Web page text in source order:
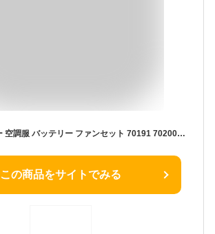
【即納】 セロリー 空調服 バッテリー ファンセット 70191 70200 セロリー ファン付空調服 男女兼用 女性用空調服 すっきりとした空調服 暑さ対策 レディース フルセット 熱中症対策 暑さ対策 ファン バッテリー おしゃれ 夏 空調ウェア ネイビー カーキ グレー 消臭 抗菌
この商品をサイトでみる